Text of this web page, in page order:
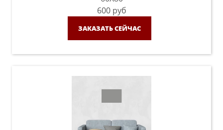
600 руб
ЗАКАЗАТЬ СЕЙЧАС